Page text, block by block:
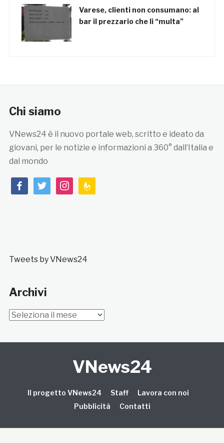
Varese, clienti non consumano: al
bar il prezzario che li “multa”
Chi siamo
VNews24 è il nuovo portale web, scritto e ideato da
giovani, per le notizie e informazioni a 360° dall’Italia e
dal mondo
facebooktwitterinstagramfeedburner
Tweets by VNews24
Archivi
Archivi
VNews24
Il progetto VNews24 Staff
Lavora con noi
Pubblicità
Contatti